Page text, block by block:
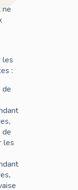
les
:
de
de
les